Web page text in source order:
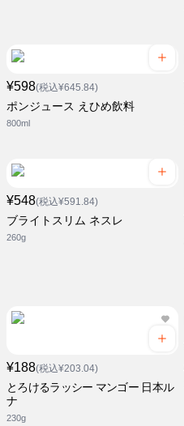
¥598(税込¥645.84)
ポンジュース えひめ飲料
800ml
¥548(税込¥591.84)
ブライトスリム ネスレ
260g
¥188(税込¥203.04)
とろけるラッシー マンゴー 日本ル
ナ
230g